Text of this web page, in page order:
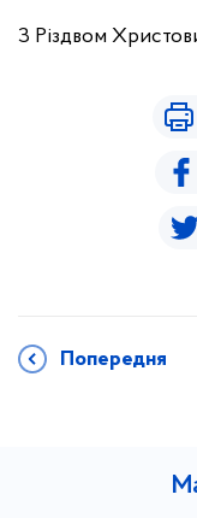
З Різдвом
Попередня